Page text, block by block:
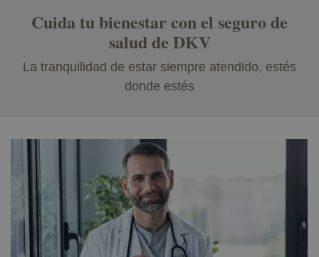
Cuida tu bienestar con el seguro de
salud de DKV
La tranquilidad de estar siempre atendido, estés
donde estés